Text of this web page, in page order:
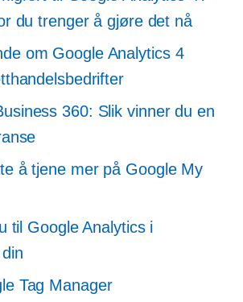
du trenger å gjøre det nå
om Google Analytics 4
360: Slik vinner du en
å tjene mer på Google My
til Google Analytics i
Tag Manager